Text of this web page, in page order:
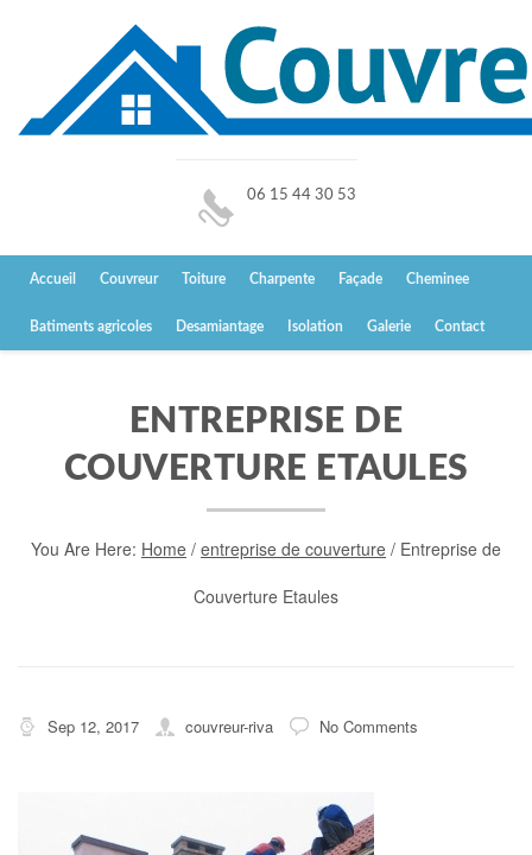
06 15 44 30 53
Accueil Couvreur Toiture Charpente Façade Cheminee
Batiments agricoles Desamiantage Isolation Galerie Contact
ENTREPRISE DE
COUVERTURE ETAULES
You Are Here: Home / entreprise de couverture / Entreprise de
Couverture Etaules
Sep 12, 2017 couvreur-riva No Comments